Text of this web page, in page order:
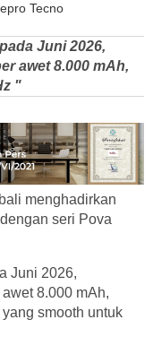
Tecno
Juni 2026,
awet 8.000 mAh,
"
menghadirkan
seri Pova
Juni 2026,
8.000 mAh,
smooth untuk